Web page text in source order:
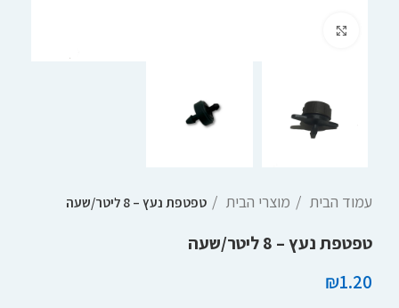
עמוד הבית מוצרי הבית טפטפת נעץ – 8 ליטר/שעה
טפטפת נעץ – 8 ליטר/שעה
₪1.20